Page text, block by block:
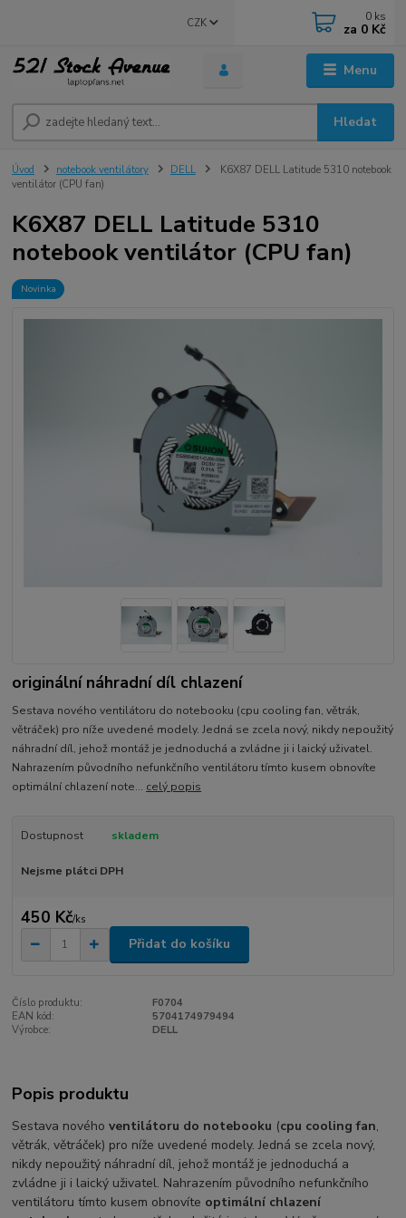
Menu
CZK
Hledat
0 ks
za 0 Kč
Úvod notebook ventilátory DELL
K6X87 DELL Latitude 5310 notebook
ventilátor (CPU fan)
K6X87 DELL Latitude 5310
notebook ventilátor (CPU fan)
Novinka
originální náhradní díl chlazení
Sestava nového ventilátoru do notebooku (cpu cooling fan, větrák,
větráček) pro níže uvedené modely. Jedná se zcela nový, nikdy nepoužitý
náhradní díl, jehož montáž je jednoduchá a zvládne ji i laický uživatel.
Nahrazením původního nefunkčního ventilátoru tímto kusem obnovíte
optimální chlazení note... celý popis
Dostupnost skladem
Nejsme plátci DPH
450 Kč/ks
Přidat do košíku
Číslo produktu:
F0704
EAN kód:
5704174979494
Výrobce:
DELL
Popis produktu
Sestava novéhoventilátoru do notebooku (cpu cooling fan,
větrák, větráček) pro níže uvedené modely. Jedná se zcela nový,
nikdy nepoužitý náhradní díl, jehož montáž je jednoduchá a
zvládne ji i laický uživatel. Nahrazením původního nefunkčního
ventilátoru tímto kusem obnovíte optimální chlazení